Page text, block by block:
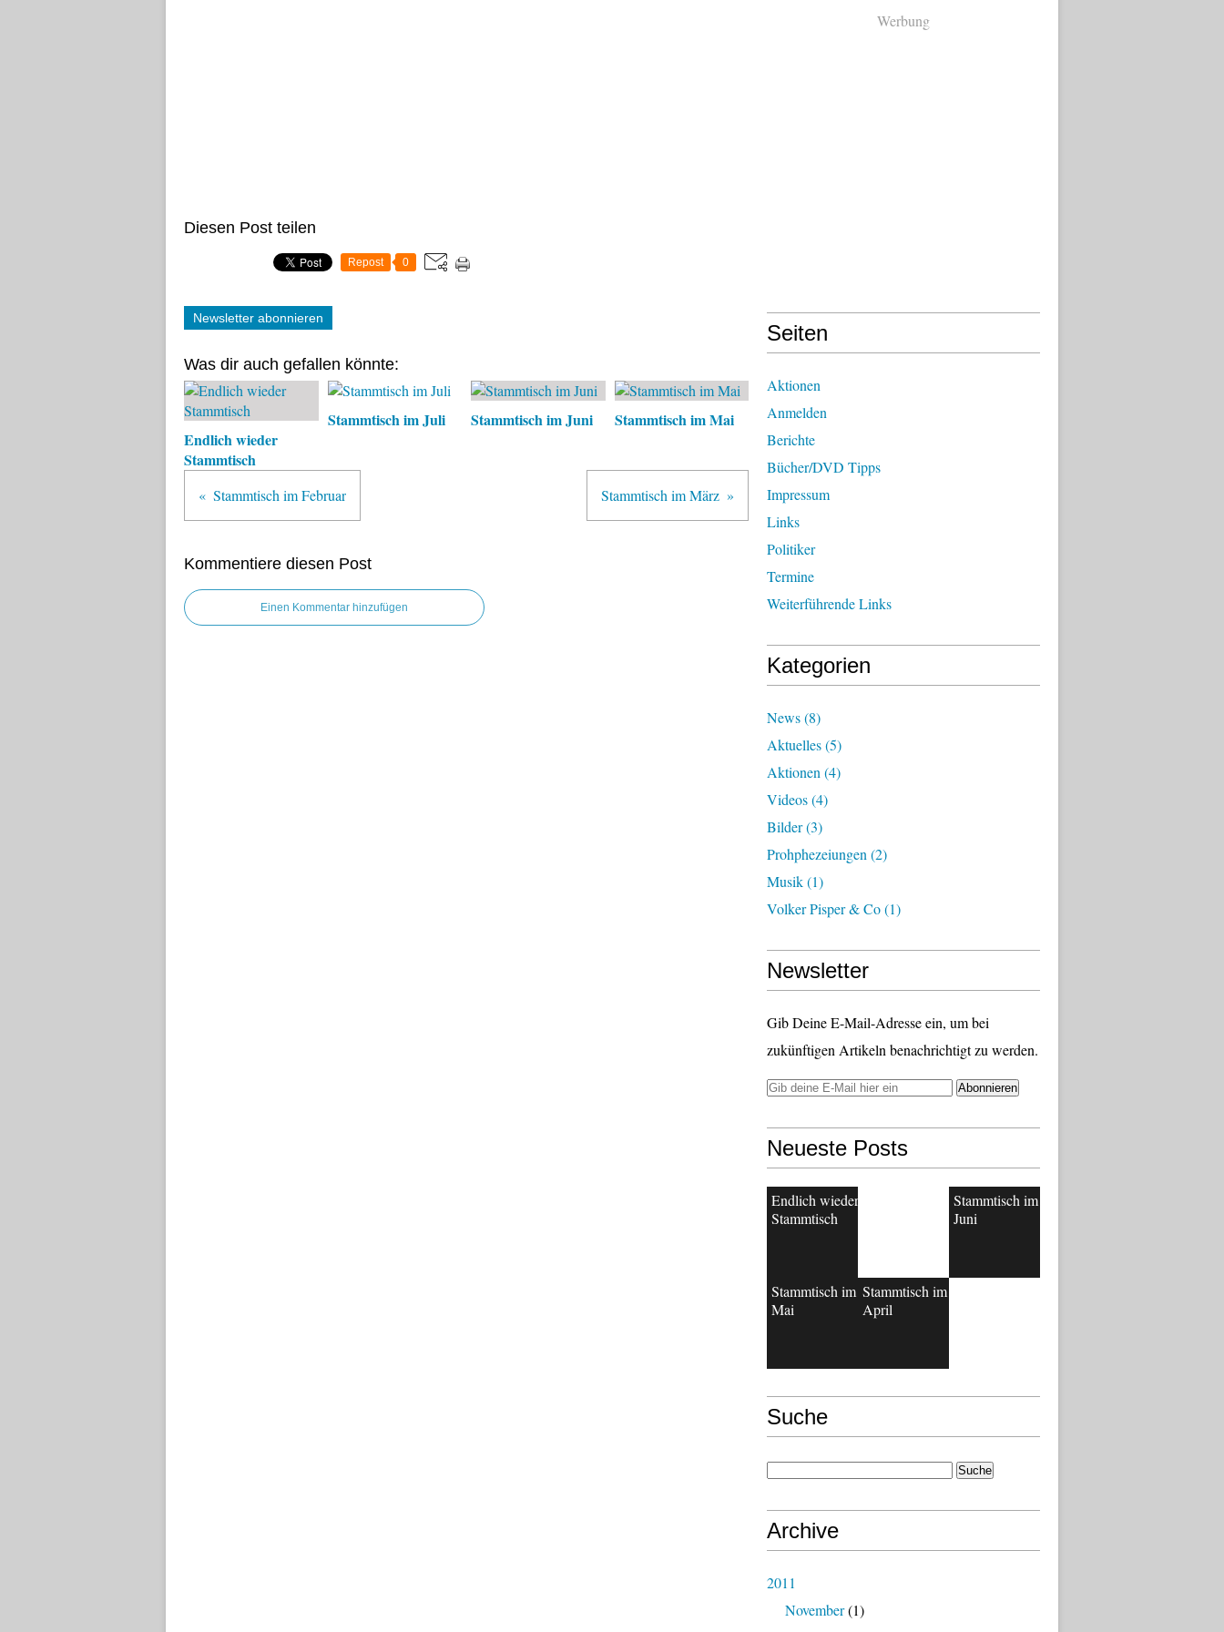
Diesen Post teilen
Repost 0
Newsletter abonnieren
Was dir auch gefallen könnte:
Endlich wieder
Stammtisch
Stammtisch im Juli Stammtisch im Juni Stammtisch im Mai
Stammtisch im Februar Stammtisch im März
Kommentiere diesen Post
Einen Kommentar hinzufügen
Werbung
Seiten
Aktionen
Anmelden
Berichte
Bücher/DVD Tipps
Impressum
Links
Politiker
Termine
Weiterführende Links
Kategorien
News(8)
Aktuelles(5)
Aktionen (4)
Videos(4)
Bilder(3)
Prohphezeiungen (2)
Musik(1)
Volker Pisper & Co(1)
Newsletter
Gib Deine E-Mail-Adresse ein, um bei
zukünftigen Artikeln benachrichtigt zu werden.
Neueste Posts
Endlich wieder
Stammtisch
Stammtisch im
Juni
Stammtisch im
Mai
Stammtisch im
April
Suche
Archive
2011
November(1)